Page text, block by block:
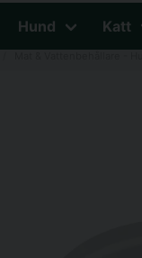
Hund Katt